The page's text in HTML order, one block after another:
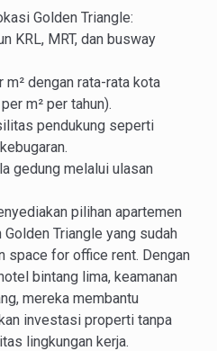
Golden Triangle:
KRL, MRT, dan busway
dengan rata-rata kota
m² per tahun).
pendukung seperti
gedung melalui ulasan
pilihan apartemen
Triangle yang sudah
space for office rent. Dengan
bintang lima, keamanan
mereka membantu
investasi properti tanpa
lingkungan kerja.